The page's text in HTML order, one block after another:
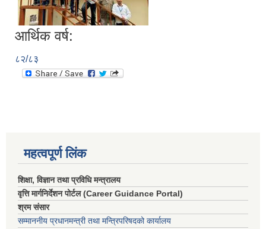
आर्थिक वर्ष:
८२/८३
महत्वपूर्ण लिंक
शिक्षा, विज्ञान तथा प्रविधि मन्त्रालय
वृत्ति मार्गनिर्देशन पोर्टल (Career Guidance Portal)
श्रम संसार
सम्माननीय प्रधानमन्त्री तथा मन्त्रिपरिषद‌को कार्यालय